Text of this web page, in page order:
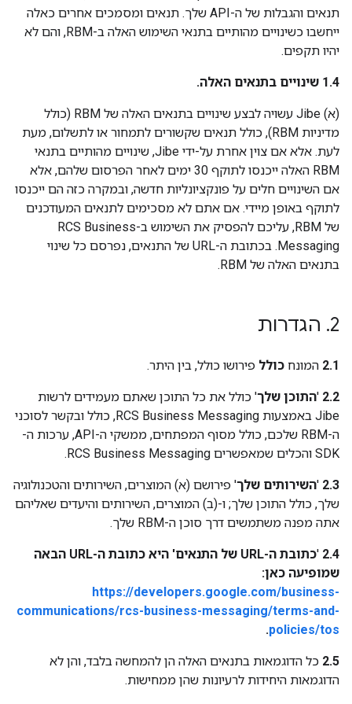
תנאים והגבלות של ה-API שלך. תנאים ומסמכים אחרים כאלה
ייחשבו כשינויים מהותיים בתנאי השימוש האלה ב-RBM, והם לא
יהיו תקפים.
‫1.4 שינויים בתנאים האלה.
‫(א) Jibe עשויה לבצע שינויים בתנאים האלה של RBM (כולל
מדיניות RBM), כולל תנאים שקשורים לתמחור או לתשלום, מעת
לעת. אלא אם צוין אחרת על-ידי Jibe, שינויים מהותיים בתנאי
RBM האלה ייכנסו לתוקף 30 ימים לאחר הפרסום שלהם, אלא
אם השינויים חלים על פונקציונליות חדשה, ובמקרה כזה הם ייכנסו
לתוקף באופן מיידי. אם אתם לא מסכימים לתנאים המעודכנים
של RBM, עליכם להפסיק את השימוש ב-RCS Business
Messaging. בכתובת ה-URL של התנאים, נפרסם כל שינוי
בתנאים האלה של RBM.
2
. הגדרות
2.1 המונח כולל פירושו כולל, בין היתר.
2.2
'התוכן שלך' כולל את כל התוכן שאתם מעמידים לרשות
Jibe באמצעות RCS Business Messaging, כולל ובקשר לסוכני
ה-RBM שלכם, כולל מסוף המפתחים, ממשקי ה-API, ערכות ה-
SDK והכלים שמאפשרים RCS Business Messaging.
2.3
'השירותים שלך' פירושם (א) המוצרים, השירותים והטכנולוגיה
שלך, כולל התוכן שלך; ו-(ב) המוצרים, השירותים והיעדים שאליהם
אתה מפנה משתמשים דרך סוכן ה-RBM שלך.
2.4
'
כתובת ה-URL של התנאים' היא כתובת ה-URL הבאה
שמופיעה כאן:
https://developers.google.com/business-
communications/rcs-business-messaging/terms-and-
policies/tos
.
2.5 כל הדוגמאות בתנאים האלה הן להמחשה בלבד, והן לא
הדוגמאות היחידות לרעיונות שהן ממחישות.